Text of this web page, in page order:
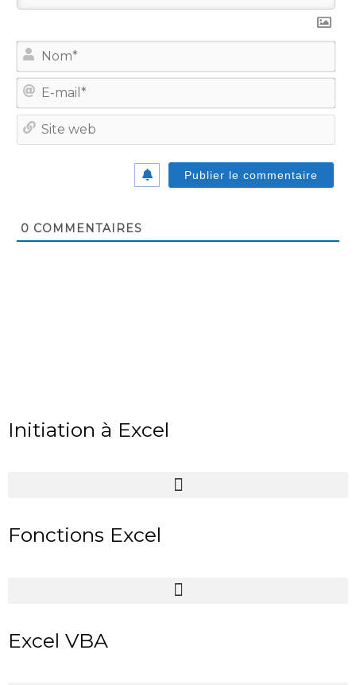
E-
0 COMMENTAIRES
Initiation à Excel
Fonctions Excel
Excel VBA